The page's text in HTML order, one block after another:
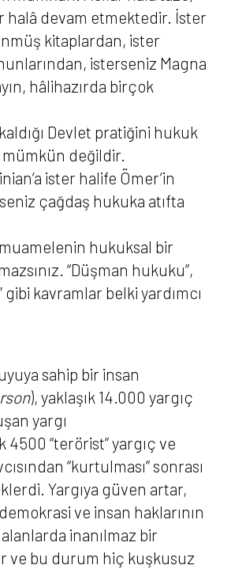
halâ devam etmektedir. İster
kitaplardan, ister
isterseniz Magna
hâlihazırda birçok
Devlet pratiğini hukuk
mümkün değildir.
ister halife Ömer’in
çağdaş hukuka atıfta
hukuksal bir
“Düşman hukuku”,
gibi kavramlar belki yardımcı
sahip bir insan
), yaklaşık 14.000 yargıç
yargı
4500 “terörist” yargıç ve
“kurtulması” sonrası
Yargıya güven artar,
ve insan haklarının
inanılmaz bir
ve bu durum hiç kuşkusuz